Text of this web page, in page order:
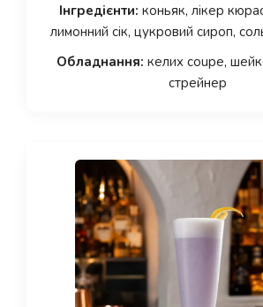
Інгредієнти: коньяк, лікер
лимонний сік, цукровий сироп,
Обладнання: келих coupe,
стрейнер